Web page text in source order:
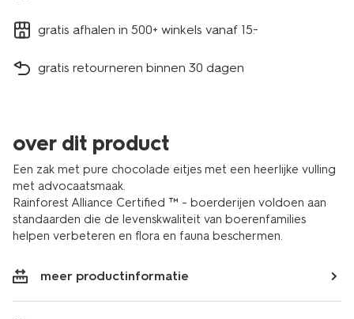
gratis afhalen in 500+ winkels vanaf 15.-
gratis retourneren binnen 30 dagen
over dit product
Een zak met pure chocolade eitjes met een heerlijke vulling
met advocaatsmaak.
Rainforest Alliance Certified ™ - boerderijen voldoen aan
standaarden die de levenskwaliteit van boerenfamilies
helpen verbeteren en flora en fauna beschermen.
meer productinformatie